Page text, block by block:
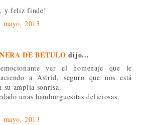
y feliz finde!
mayo, 2013
DE BETULO dijo...
ver el homenaje que le
a Astrid, seguro que nos está
su amplia sonrisa.
unas hamburguesitas deliciosas.
mayo, 2013